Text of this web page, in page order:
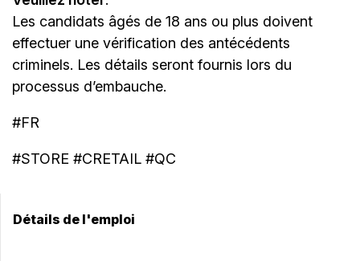
Les candidats âgés de 18 ans ou plus doivent
effectuer une vérification des antécédents
criminels. Les détails seront fournis lors du
processus d’embauche.
#FR
#STORE #CRETAIL #QC
Détails de l'emploi